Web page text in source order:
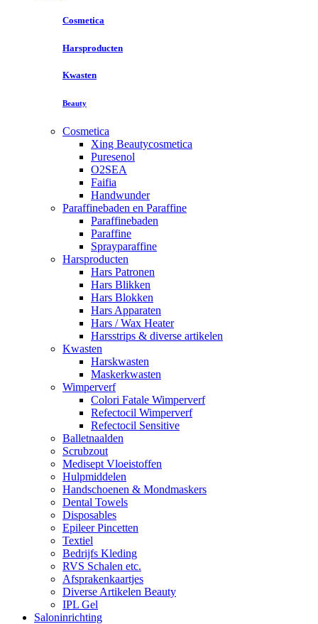
Cosmetica
Harsproducten
Kwasten
Beauty
Cosmetica
Xing Beautycosmetica
Puresenol
O2SEA
Faifia
Handwunder
Paraffinebaden en Paraffine
Paraffinebaden
Paraffine
Sprayparaffine
Harsproducten
Hars Patronen
Hars Blikken
Hars Blokken
Hars Apparaten
Hars / Wax Heater
Harsstrips & diverse artikelen
Kwasten
Harskwasten
Maskerkwasten
Wimperverf
Colori Fatale Wimperverf
Refectocil Wimperverf
Refectocil Sensitive
Balletnaalden
Scrubzout
Medisept Vloeistoffen
Hulpmiddelen
Handschoenen & Mondmaskers
Dental Towels
Disposables
Epileer Pincetten
Textiel
Bedrijfs Kleding
RVS Schalen etc.
Afsprakenkaartjes
Diverse Artikelen Beauty
IPL Gel
Saloninrichting